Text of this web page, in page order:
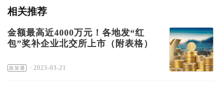
相关推荐
金额最高近4000万元！各地发“红
包”奖补企业北交所上市（附表格）
政策通 · 2023-03-21